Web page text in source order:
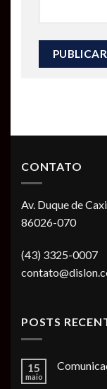
CONTATO
Av. Duque de
86026-070
(43) 3325-0007
POSTS
15
maio